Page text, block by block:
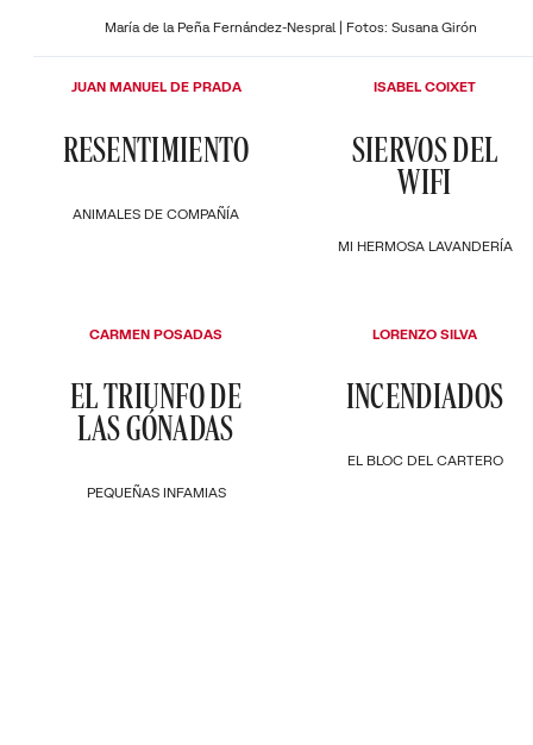
María de la Peña Fernández-Nespral | Fotos: Susana Girón
ANIMALES DE COMPAÑÍA
RESENTIMIENTO
JUAN MANUEL DE PRADA
MI HERMOSA LAVANDERÍA
SIERVOS DEL
WIFI
ISABEL COIXET
PEQUEÑAS INFAMIAS
EL TRIUNFO DE
LAS GÓNADAS
CARMEN POSADAS
EL BLOC DEL CARTERO
INCENDIADOS
LORENZO SILVA